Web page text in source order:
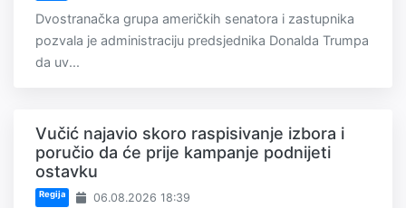
Dvostranačka grupa američkih senatora i zastupnika
pozvala je administraciju predsjednika Donalda Trumpa
da uv...
Vučić najavio skoro raspisivanje izbora i
poručio da će prije kampanje podnijeti
ostavku
Regija 06.08.2026 18:39